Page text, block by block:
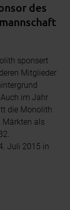
des
sponsert
Mitglieder
im Jahr
die Monolith
Märkten als
Juli 2015 in